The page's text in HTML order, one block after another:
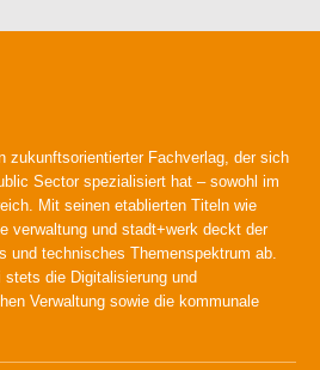
zukunftsorientierter Fachverlag, der sich
Sector spezialisiert hat – sowohl im
Mit seinen etablierten Titeln wie
verwaltung und stadt+werk deckt der
und technisches Themenspektrum ab.
die Digitalisierung und
Verwaltung sowie die kommunale